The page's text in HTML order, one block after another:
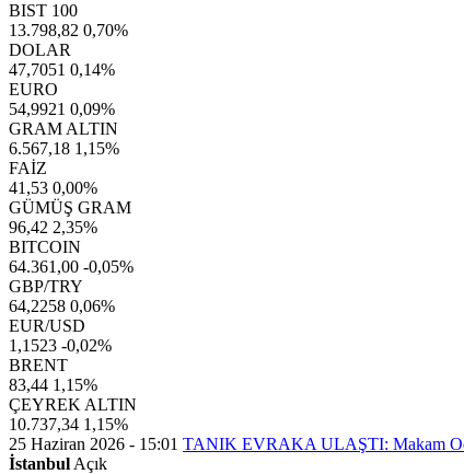
BIST 100
13.798,82 0,70%
DOLAR
47,7051 0,14%
EURO
54,9921 0,09%
GRAM ALTIN
6.567,18 1,15%
FAİZ
41,53 0,00%
GÜMÜŞ GRAM
96,42 2,35%
BITCOIN
64.361,00 -0,05%
GBP/TRY
64,2258 0,06%
EUR/USD
1,1523 -0,02%
BRENT
83,44 1,15%
ÇEYREK ALTIN
10.737,34 1,15%
25 Haziran 2026 - 15:01 TANIK EVRAKA ULAŞTI: Makam
İstanbul Açık